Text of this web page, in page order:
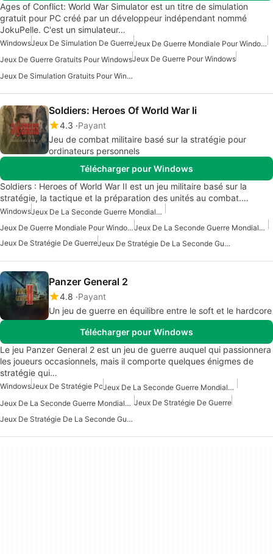
Ages of Conflict: World War Simulator est un titre de simulation
gratuit pour PC créé par un développeur indépendant nommé
JokuPelle. C'est un simulateur…
WindowsJeux De Simulation De Guerre
Jeux De Guerre Mondiale Pour Windows 10
Jeux De Guerre Gratuits Pour WindowsJeux De Guerre Pour Windows
Jeux De Simulation Gratuits Pour Windows
Soldiers: Heroes Of World War Ii
4.3 Payant
Jeu de combat militaire basé sur la stratégie pour
ordinateurs personnels
Télécharger pour Windows
Soldiers : Heroes of World War II est un jeu militaire basé sur la
stratégie, la tactique et la préparation des unités au combat.…
Windows
Jeux De La Seconde Guerre Mondiale Pour Windows
Jeux De Guerre Mondiale Pour Windows 10
Jeux De La Seconde Guerre Mondiale Pour Windows 7
Jeux De Stratégie De Guerre
Jeux De Stratégie De La Seconde Guerre Mondiale
Panzer General 2
4.8 Payant
Un jeu de guerre en équilibre entre le soft et le hardcore
Télécharger pour Windows
Le jeu Panzer General 2 est un jeu de guerre auquel qui passionnera
les joueurs occasionnels, mais il comporte quelques énigmes de
stratégie qui…
WindowsJeux De Stratégie Pc
Jeux De La Seconde Guerre Mondiale Pour Windows
Jeux De La Seconde Guerre Mondiale Pour Windows 7 Jeux De Stratégie De Guerre
Jeux De Stratégie De La Seconde Guerre Mondiale